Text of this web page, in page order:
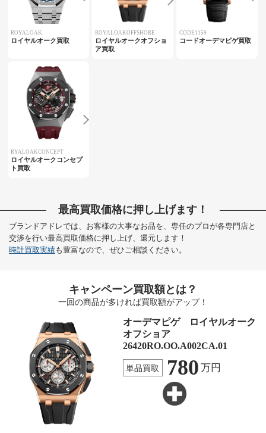
ROYALOAK
ロイヤルオーク買取
ROYALOAKOFFSHORE
ロイヤルオークオフショ
ア買取
CODE1159
コードオーデマピゲ買取
RYALOAKCONCEPT
ロイヤルオークコンセプ
ト買取
最高買取価格に押し上げます！
ブランドアドレでは、お客様の大事なお品を、専任のプロが各専門店と
交渉を行い最高買取価格に押し上げ、還元します！
時計買取実績も豊富なので、ぜひご相談ください。
キャンペーン買取額とは？
一回の商品が多ければ買取額がアップ！
オーデマピゲ ロイヤルオーク
オフショア
26420RO.OO.A002CA.01
単品買取 780 万円